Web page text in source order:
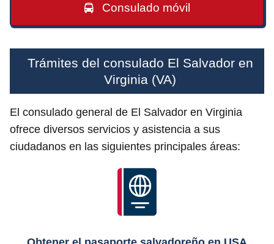
Consulado móvil
Trámites del consulado El Salvador en
Virginia (VA)
El consulado general de El Salvador en Virginia
ofrece diversos servicios y asistencia a sus
ciudadanos en las siguientes principales áreas: